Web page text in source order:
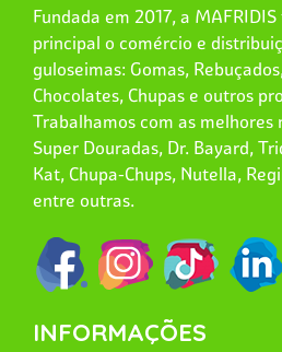
Fundada em 2017, a
principal o comércio e
guloseimas: Gomas,
Chocolates, Chupas e outros
Trabalhamos com as melhores
Super Douradas, Dr. Bayard,
Kat, Chupa-Chups, Nutella,
entre outras.
INFORMAÇÕES